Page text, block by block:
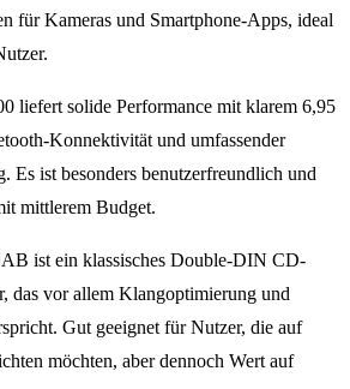
für Kameras und Smartphone-Apps, ideal
liefert solide Performance mit klarem 6,95
Konnektivität und umfassender
Es ist besonders benutzerfreundlich und
mittlerem Budget.
ist ein klassisches Double-DIN CD-
das vor allem Klangoptimierung und
Gut geeignet für Nutzer, die auf
möchten, aber dennoch Wert auf